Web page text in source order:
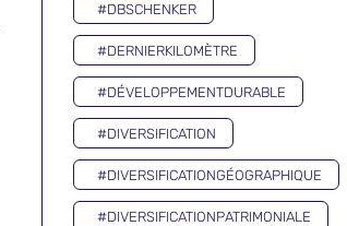
#DBSCHENKER
#DERNIERKILOMÈTRE
#DÉVELOPPEMENTDURABLE
#DIVERSIFICATION
#DIVERSIFICATIONGÉOGRAPHIQUE
#DIVERSIFICATIONPATRIMONIALE